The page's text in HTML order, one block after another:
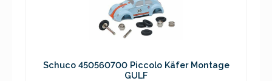
Schuco 450560700 Piccolo Käfer Montage
GULF